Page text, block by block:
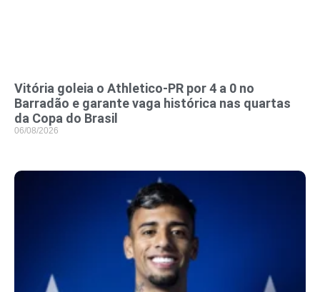
Vitória goleia o Athletico-PR por 4 a 0 no
Barradão e garante vaga histórica nas quartas
da Copa do Brasil
06/08/2026